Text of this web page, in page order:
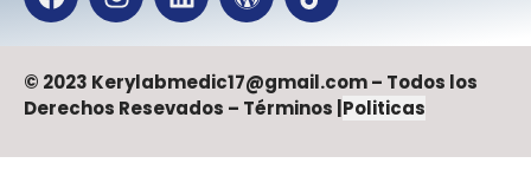
© 2023 Kerylabmedic17@gmail.com – Todos los
Derechos Resevados – Términos | Politicas